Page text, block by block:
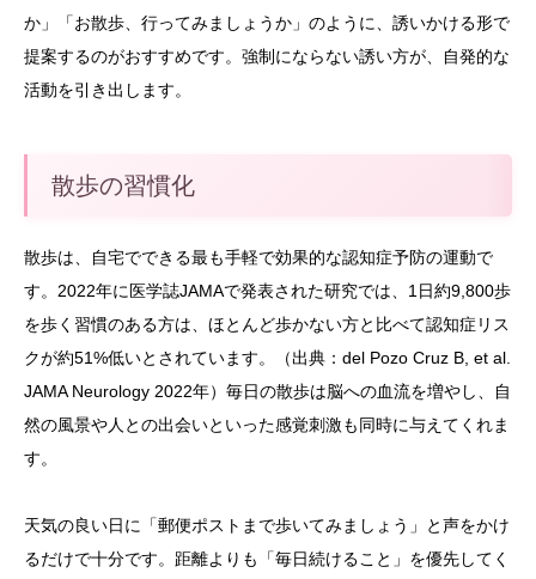
か」「お散歩、行ってみましょうか」のように、誘いかける形で
提案するのがおすすめです。強制にならない誘い方が、自発的な
活動を引き出します。
散歩の習慣化
散歩は、自宅でできる最も手軽で効果的な認知症予防の運動で
す。2022年に医学誌JAMAで発表された研究では、1日約9,800歩
を歩く習慣のある方は、ほとんど歩かない方と比べて認知症リス
クが約51%低いとされています。（出典：del Pozo Cruz B, et al.
JAMA Neurology 2022年）毎日の散歩は脳への血流を増やし、自
然の風景や人との出会いといった感覚刺激も同時に与えてくれま
す。
天気の良い日に「郵便ポストまで歩いてみましょう」と声をかけ
るだけで十分です。距離よりも「毎日続けること」を優先してく